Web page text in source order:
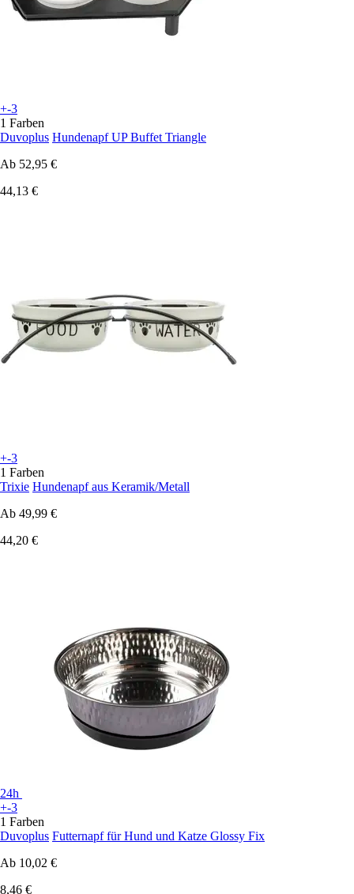
+-3
1 Farben
Duvoplus Hundenapf UP Buffet Triangle
Ab 52,95 €
44,13 €
+-3
1 Farben
Trixie Hundenapf aus Keramik/Metall
Ab 49,99 €
44,20 €
24h
+-3
1 Farben
Duvoplus Futternapf für Hund und Katze Glossy Fix
Ab 10,02 €
8,46 €